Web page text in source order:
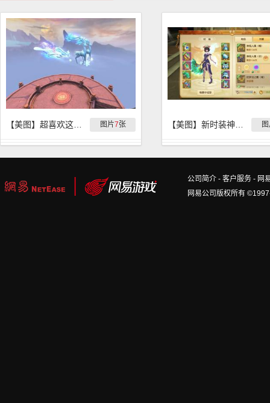
图片7张
公司简介 - 客户服务 - 网
网易公司版权所有